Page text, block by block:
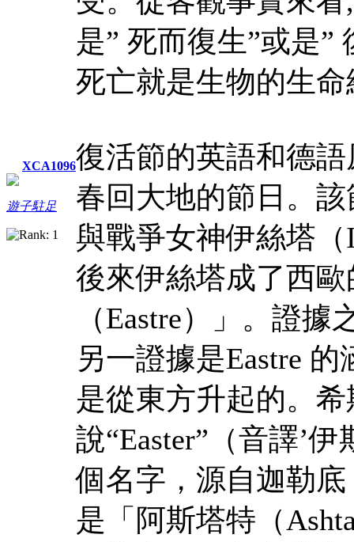
XCA1096
遊子駐足
是” 死而復生”或是”
死亡就是生物的生
復活節的英語和德
春回大地的節日。
與戰爭女神伊絲塔
後來伊絲塔成了西
（Eastre）」。證
另一證據是Eastre
是從東方升起的。
說“Easter”（音譯’
個名字，源自迦勒
是「阿斯塔特（